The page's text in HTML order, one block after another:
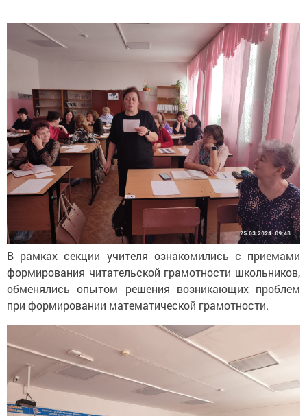
В рамках секции учителя ознакомились с приемами
формирования читательской грамотности школьников,
обменялись опытом решения возникающих проблем
при формировании математической грамотности.